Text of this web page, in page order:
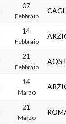
07
Febbraio
14
Febbraio
21
Febbraio
14
Marzo
21
Marzo